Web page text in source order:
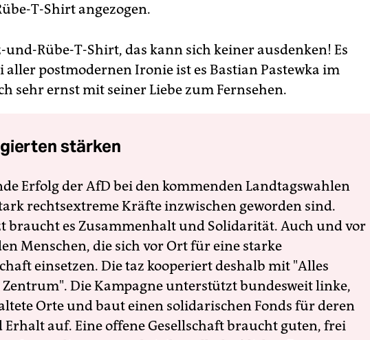
T-Shirt angezogen.
und-Rübe-T-Shirt, das kann sich keiner ausdenken! Es
aller postmodernen Ironie ist es Bastian Pastewka im
sehr ernst mit seiner Liebe zum Fernsehen.
stärken
Erfolg der AfD bei den kommenden Landtagswahlen
rechtsextreme Kräfte inzwischen geworden sind.
braucht es Zusammenhalt und Solidarität. Auch und vor
Menschen, die sich vor Ort für eine starke
einsetzen. Die taz kooperiert deshalb mit "Alles
Die Kampagne unterstützt bundesweit linke,
Orte und baut einen solidarischen Fonds für deren
Erhalt auf. Eine offene Gesellschaft braucht guten, frei